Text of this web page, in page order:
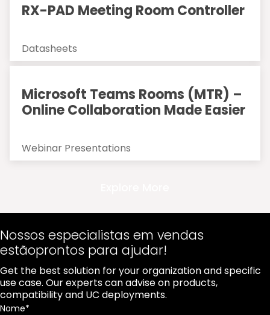
RX-PAD Meeting Room Controller
Datasheets
Microsoft Teams Rooms (MTR) –
Online Collaboration Made Easier
Webinar Presentations
Nossos especialistas em vendas
estãoprontos para ajudar!
Get the best solution for your organization and specific
use case. Our experts can advise on products,
compatibility and UC deployments.
Nome*